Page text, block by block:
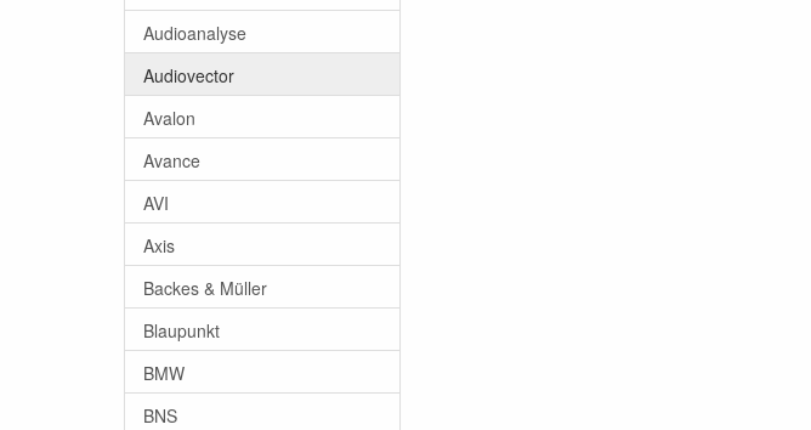
Audioanalyse
Audiovector
Avalon
Avance
AVI
Axis
Backes & Müller
Blaupunkt
BMW
BNS